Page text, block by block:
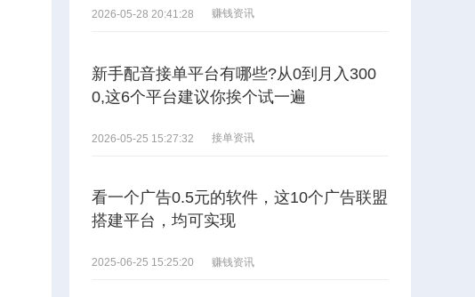
2026-05-28 20:41:28 赚钱资讯
新手配音接单平台有哪些?从0到月入300
0,这6个平台建议你挨个试一遍
2026-05-25 15:27:32 接单资讯
看一个广告0.5元的软件，这10个广告联盟
搭建平台，均可实现
2025-06-25 15:25:20 赚钱资讯